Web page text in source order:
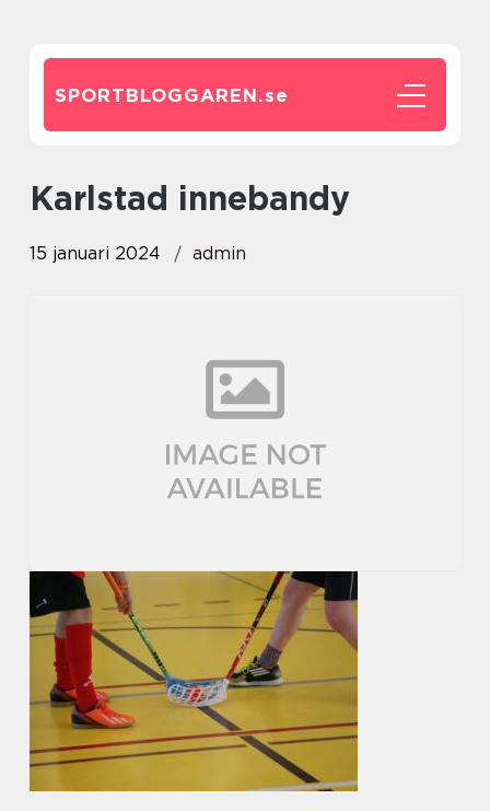
SPORTBLOGGAREN.se
karlstad innebandy
15 januari 2024 admin